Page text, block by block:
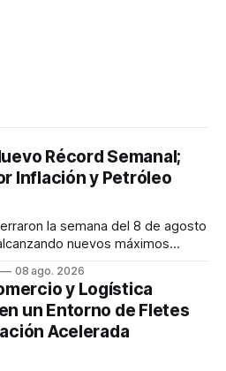
Récord Semanal;
Inflación y Petróleo
la semana del 8 de agosto
nuevos máximos
rendimientos del Tesoro de
empleo más débil. El petróleo se
08 ago. 2026
y Logística
un Entorno de Fletes
Acelerada